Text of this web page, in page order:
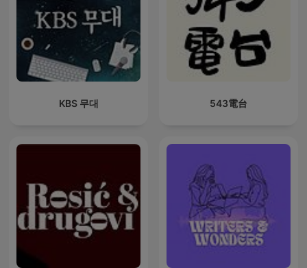
KBS 무대 543電台